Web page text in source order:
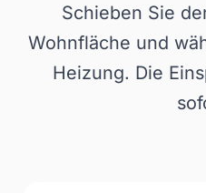
Schieben Sie
Wohnfläche und
Heizung. Die